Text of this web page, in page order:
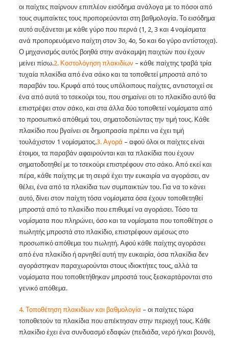
οι παίχτες παίρνουν επιπλέον εισόδημα ανάλογα με το πόσοι από
τους συμπαίκτες τους προπορεύονται στη βαθμολογία. Το εισόδημα
αυτό αυξάνεται με κάθε γύρο που περνά (1, 2, 3 και 4 νομίσματα
ανά προπορευόμενο παίχτη στον 3ο, 4ο, 5ο και 6ο γύρο αντίστοιχα).
Ο μηχανισμός αυτός βοηθά στην ανάκαμψη παιχτών που έχουν
μείνει πίσω.2. Κοστολόγηση πλακιδίων – κάθε παίχτης τραβά τρία
τυχαία πλακίδια από ένα σάκο και τα τοποθετεί μπροστά από το
παραβάν του. Κρυφά από τους υπόλοιπους παίχτες, αντιστοιχεί σε
ένα από αυτά το τσεκούρι του, που σημαίνει οτι το πλακίδιο αυτό θα
επιστρέψει στον σάκο, και στα άλλα δύο τοποθετεί νομίσματα από
το προσωπικό απόθεμά του, σηματοδοτώντας την τιμή τους. Κάθε
πλακίδιο που βγαίνει σε δημοπρασία πρέπει να έχει τιμή
τουλάχιστον 1 νομίσματος.3. Αγορά – αφού όλοι οι παίχτες είναι
έτοιμοι, τα παραβάν αφαιρούνται και τα πλακίδια που έχουν
σηματοδοτηθεί με το τσεκούρι επιστρέφουν στο σάκο. Από εκεί και
πέρα, κάθε παίχτης με τη σειρά έχει την ευκαιρία να αγοράσει, αν
θέλει, ένα από τα πλακίδια των συμπαικτών του. Για να το κάνει
αυτό, δίνει στον παίχτη τόσα νομίσματα όσα έχουν τοποθετηθεί
μπροστά από το πλακίδιο που επιθυμεί να αγοράσει. Τόσο τα
νομίσματα που πληρώνει, όσο και τα νομίσματα που τοποθέτησε ο
πωλητής μπροστά στο πλακίδιο, επιστρέφουν αμέσως στο
προσωπικό απόθεμα του πωλητή. Αφού κάθε παίχτης αγοράσει
από ένα πλακίδιο ή αρνηθεί αυτή την ευκαιρία, όσα πλακίδια δεν
αγοράστηκαν παραχωρούνται στους ιδιοκτήτες τους, αλλά τα
νομίσματα που τοποθετήθηκαν μπροστά τους ξεσκαρτάρονται στο
γενικό απόθεμα.
4. Τοποθέτηση πλακιδίων και βαθμολογία – οι παίχτες τώρα
τοποθετούν τα πλακίδια που απέκτησαν στην περιοχή τους. Κάθε
πλακίδιο έχει ένα συνδυασμό εδαφών (πεδιάδα, νερό ή/και βουνό),